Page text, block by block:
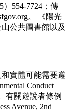
）554-7724；傳
。 《陽光
公共圖書館以及
實體可能需要遵
Conduct
有關遊說者條例
Avenue, 2nd